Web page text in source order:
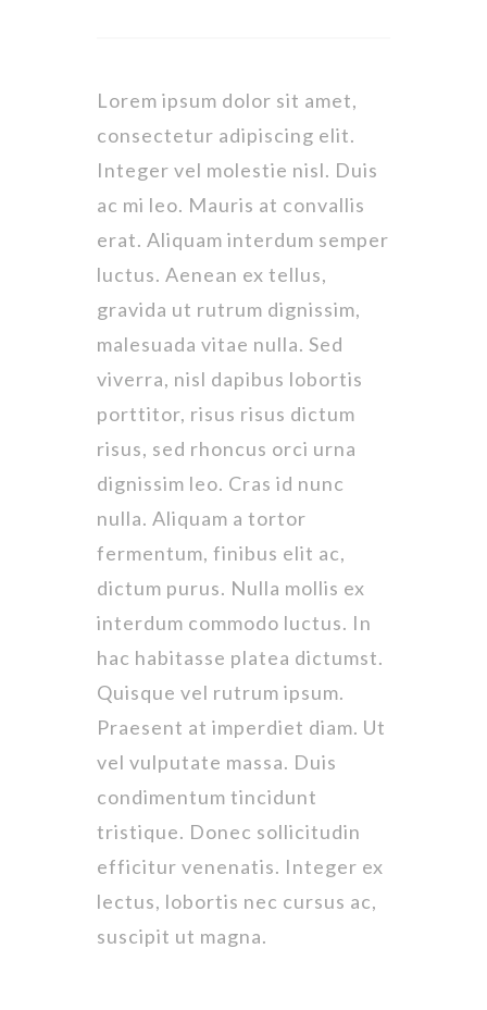
Lorem ipsum dolor sit amet,
consectetur adipiscing elit.
Integer vel molestie nisl. Duis
ac mi leo. Mauris at convallis
erat. Aliquam interdum semper
luctus. Aenean ex tellus,
gravida ut rutrum dignissim,
malesuada vitae nulla. Sed
viverra, nisl dapibus lobortis
porttitor, risus risus dictum
risus, sed rhoncus orci urna
dignissim leo. Cras id nunc
nulla. Aliquam a tortor
fermentum, finibus elit ac,
dictum purus. Nulla mollis ex
interdum commodo luctus. In
hac habitasse platea dictumst.
Quisque vel rutrum ipsum.
Praesent at imperdiet diam. Ut
vel vulputate massa. Duis
condimentum tincidunt
tristique. Donec sollicitudin
efficitur venenatis. Integer ex
lectus, lobortis nec cursus ac,
suscipit ut magna.